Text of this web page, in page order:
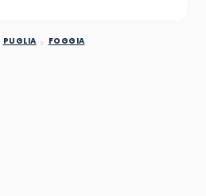
PUGLIA FOGGIA